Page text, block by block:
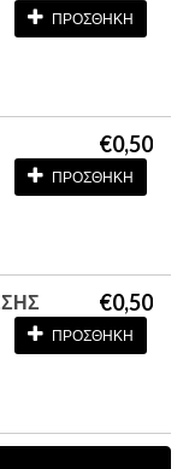
ΠΡΟΣΘΗΚΗ
€0,50
ΠΡΟΣΘΗΚΗ
€0,50
ΠΡΟΣΘΗΚΗ